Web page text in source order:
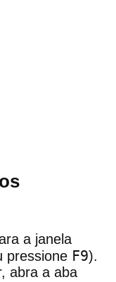
a janela
pressione F9).
abra a aba